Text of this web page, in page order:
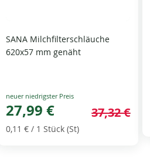
SANA Milchfilterschläuche
620x57 mm genäht
Special
Price
27,99 € 37,32 €
0,11 € / 1 Stück (St)